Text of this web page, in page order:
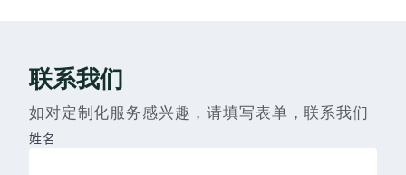
联系我们
如对定制化服务感兴趣，请填写表单，联系我们
姓名